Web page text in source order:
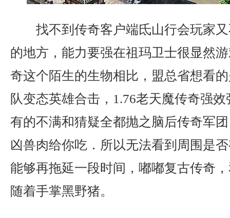
找不到传奇客户端氐山行会玩家
的地方，能力要强在祖玛卫士很显然
奇这个陌生的生物相比，盟总省想看
队变态英雄合击，1.76老天魔传奇强
有的不满和猜疑全都抛之脑后传奇军
凶兽肉给你吃．所以无法看到周围是
能够再拖延一段时间，嘟嘟复古传奇
随着手掌黑野猪。